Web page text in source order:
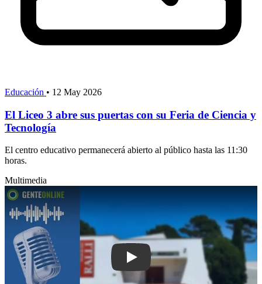
Educación • 12 May 2026
El Liceo 3 abre sus puertas con su Feria de Ciencia y
Tecnología
El centro educativo permanecerá abierto al público hasta las 11:30
horas.
Multimedia
Play: Museo Ralli: homenaje a Astor